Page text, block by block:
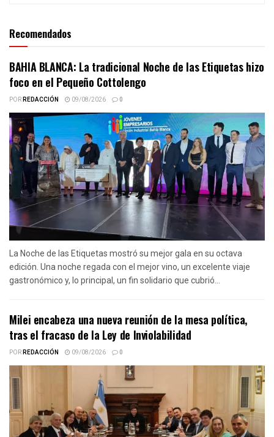
Recomendados
BAHIA BLANCA: La tradicional Noche de las Etiquetas hizo
foco en el Pequeño Cottolengo
PORREDACCIÓN 09/08/2026 0
La Noche de las Etiquetas mostró su mejor gala en su octava
edición. Una noche regada con el mejor vino, un excelente viaje
gastronómico y, lo principal, un fin solidario que cubrió...
Milei encabeza una nueva reunión de la mesa política,
tras el fracaso de la Ley de Inviolabilidad
PORREDACCIÓN 09/08/2026 0